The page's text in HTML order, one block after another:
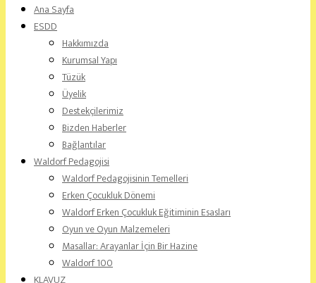
Ana Sayfa
ESDD
Hakkımızda
Kurumsal Yapı
Tüzük
Üyelik
Destekçilerimiz
Bizden Haberler
Bağlantılar
Waldorf Pedagojisi
Waldorf Pedagojisinin Temelleri
Erken Çocukluk Dönemi
Waldorf Erken Çocukluk Eğitiminin Esasları
Oyun ve Oyun Malzemeleri
Masallar: Arayanlar İçin Bir Hazine
Waldorf 100
KLAVUZ